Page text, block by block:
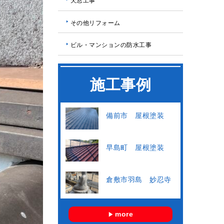
その他リフォーム
ビル・マンションの防水工事
施工事例
備前市 屋根塗装
早島町 屋根塗装
倉敷市羽島 妙忍寺
more